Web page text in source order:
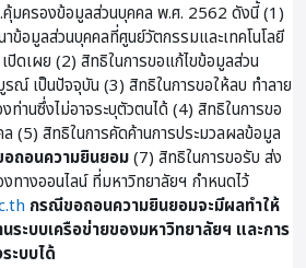
ครองข้อมูลส่วนบุคคล พ.ศ. 2562 ดังนี้ (1)
าข้อมูลส่วนบุคคลที่ศูนย์วัตกรรมและเทคโนโลยี
ปิดเผย (2) สิทธิในการขอแก้ไขข้อมูลส่วน
ณ์ เป็นปัจจุบัน (3) สิทธิในการขอให้ลบ ทำลาย
านซึ่งไม่อาจระบุตัวตนได้ (4) สิทธิในการขอ
(5) สิทธิในการคัดค้านการประมวลผลข้อมูล
ถอนความยินยอม(7) สิทธิในการขอรับ ส่ง
ทางออนไลน์ ที่มหาวิทยาลัยฯ กำหนดไว้
กรณีขอถอนความยินยอมจะมีผลทำให้
ระบบเครือข่ายของมหาวิทยาลัยฯ และการ
ะบบได้